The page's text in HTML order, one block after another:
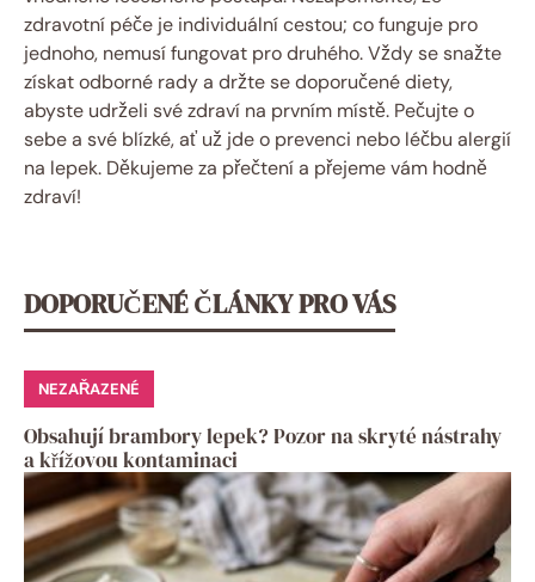
zdravotní péče je individuální cestou; co funguje pro
jednoho, nemusí fungovat pro druhého. Vždy se snažte
získat odborné rady a držte se doporučené diety,
abyste udrželi své zdraví na prvním místě. Pečujte o
sebe a své blízké, ať už jde o prevenci nebo léčbu alergií
na lepek. Děkujeme za přečtení a přejeme vám hodně
zdraví!
DOPORUČENÉ ČLÁNKY PRO VÁS
NEZAŘAZENÉ
Obsahují brambory lepek? Pozor na skryté nástrahy
a křížovou kontaminaci